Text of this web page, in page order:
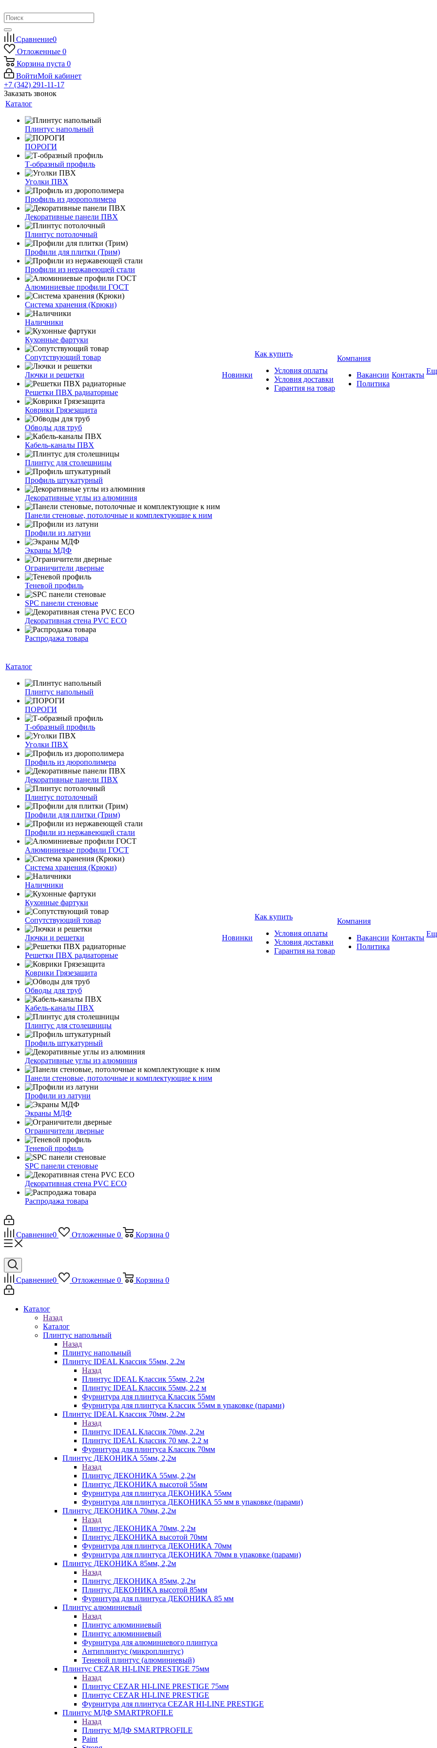
Сравнение0
Отложенные 0
Корзина пуста 0
ВойтиМой кабинет
+7 (342) 291-11-17
Заказать звонок
Каталог
Плинтус напольный
ПОРОГИ
Т-образный профиль
Уголки ПВХ
Профиль из дюрополимера
Декоративные панели ПВХ
Плинтус потолочный
Профили для плитки (Трим)
Профили из нержавеющей стали
Алюминиевые профили ГОСТ
Система хранения (Крюки)
Наличники
Кухонные фартуки
Сопутствующий товар
Лючки и решетки
Решетки ПВХ радиаторные
Коврики Грязезащита
Обводы для труб
Кабель-каналы ПВХ
Плинтус для столешницы
Профиль штукатурный
Декоративные углы из алюминия
Панели стеновые, потолочные и комплектующие к ним
Профили из латуни
Экраны МДФ
Ограничители дверные
Теневой профиль
SPC панели стеновые
Декоративная стена PVC ECO
Распродажа товара
Новинки
Как купить
Условия оплаты
Условия доставки
Гарантия на товар
Компания
Вакансии
Политика
Контакты
Каталог
Плинтус напольный
ПОРОГИ
Т-образный профиль
Уголки ПВХ
Профиль из дюрополимера
Декоративные панели ПВХ
Плинтус потолочный
Профили для плитки (Трим)
Профили из нержавеющей стали
Алюминиевые профили ГОСТ
Система хранения (Крюки)
Наличники
Кухонные фартуки
Сопутствующий товар
Лючки и решетки
Решетки ПВХ радиаторные
Коврики Грязезащита
Обводы для труб
Кабель-каналы ПВХ
Плинтус для столешницы
Профиль штукатурный
Декоративные углы из алюминия
Панели стеновые, потолочные и комплектующие к ним
Профили из латуни
Экраны МДФ
Ограничители дверные
Теневой профиль
SPC панели стеновые
Декоративная стена PVC ECO
Распродажа товара
Новинки
Как купить
Условия оплаты
Условия доставки
Гарантия на товар
Компания
Вакансии
Политика
Контакты
Сравнение0 Отложенные 0 Корзина 0
Сравнение0 Отложенные 0 Корзина 0
Каталог
Назад
Каталог
Плинтус напольный
Назад
Плинтус напольный
Плинтус IDEAL Классик 55мм, 2.2м
Назад
Плинтус IDEAL Классик 55мм, 2.2м
Плинтус IDEAL Классик 55мм, 2.2 м
Фурнитура для плинтуса Классик 55мм
Фурнитура для плинтуса Классик 55мм в упаковке (парами)
Плинтус IDEAL Классик 70мм, 2.2м
Назад
Плинтус IDEAL Классик 70мм, 2.2м
Плинтус IDEAL Классик 70 мм, 2.2 м
Фурнитура для плинтуса Классик 70мм
Плинтус ДЕКОНИКА 55мм, 2,2м
Назад
Плинтус ДЕКОНИКА 55мм, 2,2м
Плинтус ДЕКОНИКА высотой 55мм
Фурнитура для плинтуса ДЕКОНИКА 55мм
Фурнитура для плинтуса ДЕКОНИКА 55 мм в упаковке (парами)
Плинтус ДЕКОНИКА 70мм, 2,2м
Назад
Плинтус ДЕКОНИКА 70мм, 2,2м
Плинтус ДЕКОНИКА высотой 70мм
Фурнитура для плинтуса ДЕКОНИКА 70мм
Фурнитура для плинтуса ДЕКОНИКА 70мм в упаковке (парами)
Плинтус ДЕКОНИКА 85мм, 2,2м
Назад
Плинтус ДЕКОНИКА 85мм, 2,2м
Плинтус ДЕКОНИКА высотой 85мм
Фурнитура для плинтуса ДЕКОНИКА 85 мм
Плинтус алюминиевый
Назад
Плинтус алюминиевый
Плинтус алюминиевый
Фурнитура для алюминиевого плинтуса
Антиплинтус (микроплинтус)
Теневой плинтус (алюминиевый)
Плинтус CEZAR HI-LINE PRESTIGE 75мм
Назад
Плинтус CEZAR HI-LINE PRESTIGE 75мм
Плинтус CEZAR HI-LINE PRESTIGE
Фурнитура для плинтуса CEZAR HI-LINE PRESTIGE
Плинтус МДФ SMARTPROFILE
Назад
Плинтус МДФ SMARTPROFILE
Paint